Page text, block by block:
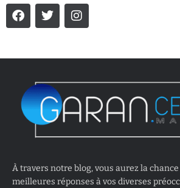
À travers notre blog, vous aurez la
meilleures réponses à vos diverses